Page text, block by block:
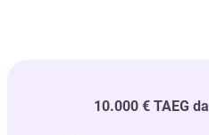
10.000 € TAEG da